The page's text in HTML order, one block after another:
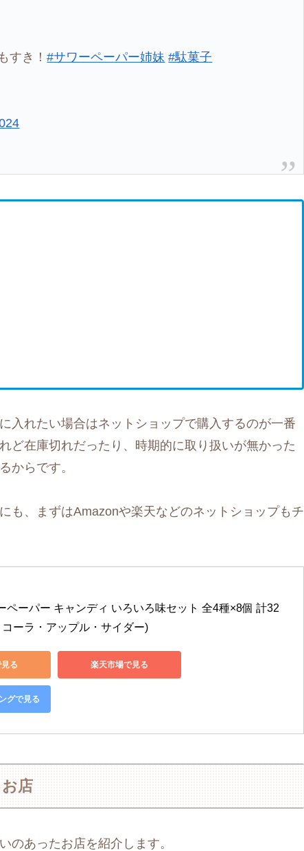
すき！#サワーペーパー姉妹 #駄菓子
入れたい場合はネットショップで購入するのが一番
ど在庫切れだったり、時期的に取り扱いが無かった
からです。
も、まずはAmazonや楽天などのネットショップもチ
ペーパー キャンディ いろいろ味セット 全4種×8個 計32
ーラ ･ アップル ･ サイダー)
る 楽天市場で見る
グで見る
店
のあったお店を紹介します。